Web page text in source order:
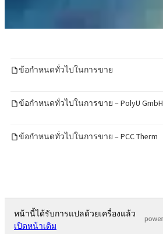
ข้อกำหนดทั่วไปในการขาย
ข้อกำหนดทั่วไปในการขาย – PolyU GmbH
ข้อกำหนดทั่วไปในการขาย – PCC Therm
หน้านี้ได้รับการแปลด้วยเครื่องแล้ว
เปิดหน้าเดิม